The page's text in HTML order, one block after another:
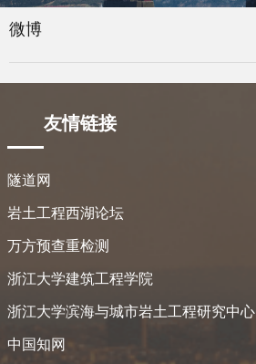
微博
友情链接
隧道网
岩土工程西湖论坛
万方预查重检测
浙江大学建筑工程学院
浙江大学滨海与城市岩土工程研究中心
中国知网